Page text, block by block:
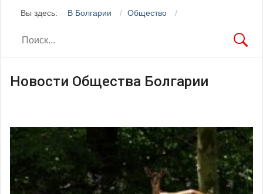
Вы здесь: В Болгарии Общество
Новости Общества Болгарии